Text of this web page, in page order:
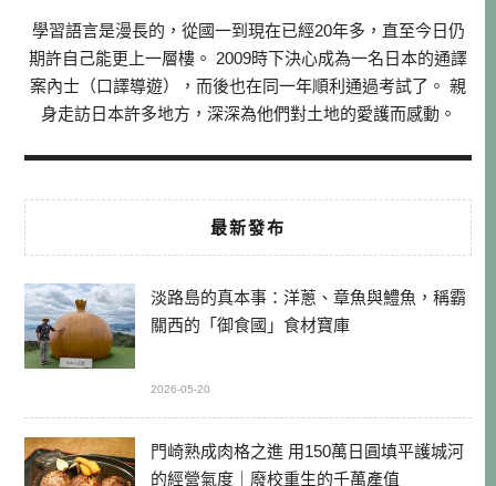
學習語言是漫長的，從國一到現在已經20年多，直至今日仍
期許自己能更上一層樓。 2009時下決心成為一名日本的通譯
案內士（口譯導遊），而後也在同一年順利通過考試了。 親
身走訪日本許多地方，深深為他們對土地的愛護而感動。
最新發布
淡路島的真本事：洋蔥、章魚與鱧魚，稱霸
關西的「御食國」食材寶庫
2026-05-20
門崎熟成肉格之進 用150萬日圓填平護城河
的經營氣度｜廢校重生的千萬產值